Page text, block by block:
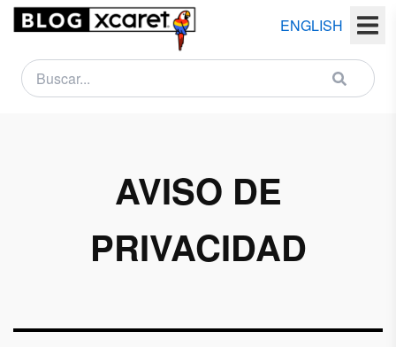
ENGLISH
AVISO DE
PRIVACIDAD
NEWSLETTER